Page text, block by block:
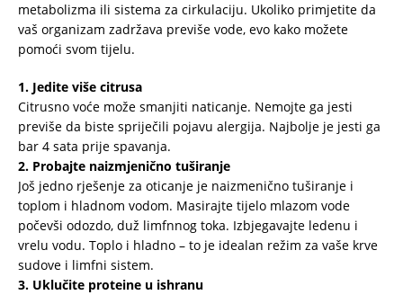
metabolizma ili sistema za cirkulaciju. Ukoliko primjetite da
vaš organizam zadržava previše vode, evo kako možete
pomoći svom tijelu.
1. Jedite više citrusa
Citrusno voće može smanjiti naticanje. Nemojte ga jesti
previše da biste spriječili pojavu alergija. Najbolje je jesti ga
bar 4 sata prije spavanja.
2. Probajte naizmjenično tuširanje
Još jedno rješenje za oticanje je naizmenično tuširanje i
toplom i hladnom vodom. Masirajte tijelo mlazom vode
počevši odozdo, duž limfnnog toka. Izbjegavajte ledenu i
vrelu vodu. Toplo i hladno – to je idealan režim za vaše krve
sudove i limfni sistem.
3. Uklučite proteine u ishranu